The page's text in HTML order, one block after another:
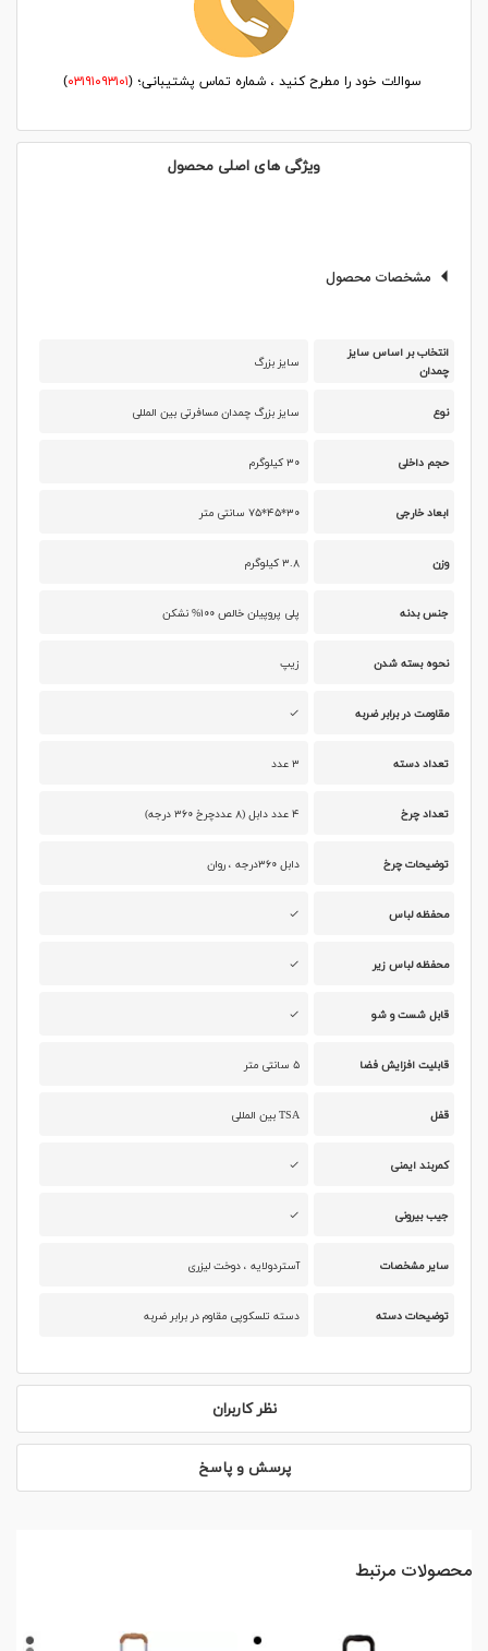
سوالات خود را مطرح کنید ، شماره تماس پشتیبانی؛ ( ۰۳۱۹۱۰۹۳۱۰۱)
ویژگی های اصلی محصول
مشخصات محصول
انتخاب بر اساس سایز
چمدان
سایز بزرگ
نوع سایز بزرگ چمدان مسافرتی بین المللی
حجم داخلی ۳۰ کیلوگرم
ابعاد خارجی ۳۰*۴۵*۷۵ سانتی متر
وزن ۳.۸ کیلوگرم
جنس بدنه پلی پروپیلن خالص ۱۰۰% نشکن
نحوه بسته شدن زیپ
مقاومت در برابر ضربه
تعداد دسته ۳ عدد
تعداد چرخ ۴ عدد دابل (۸ عددچرخ ۳۶۰ درجه)
توضیحات چرخ دابل ۳۶۰درجه ، روان
محفظه لباس
محفظه لباس زیر
قابل شست و شو
قابلیت افزایش فضا ۵ سانتی متر
قفل TSA بین المللی
کمربند ایمنی
جیب بیرونی
سایر مشخصات آستردولایه ، دوخت لیزری
توضیحات دسته دسته تلسکوپی مقاوم در برابر ضربه
نظر کاربران
پرسش و پاسخ
محصولات مرتبط